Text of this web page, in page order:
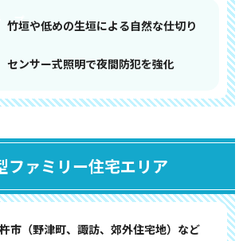
竹垣や低めの生垣による自然な仕切り
センサー式照明で夜間防犯を強化
ファミリー住宅エリア
市（野津町、諏訪、郊外住宅地）など